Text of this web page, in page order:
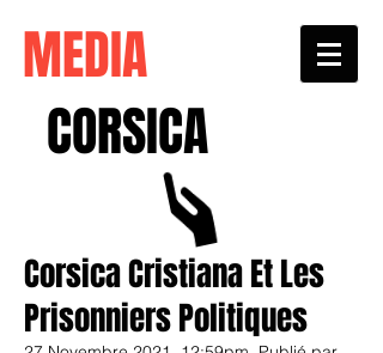
MEDIA
CORSICA
Corsica Cristiana Et Les
Prisonniers Politiques